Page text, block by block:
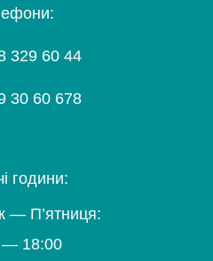
329 60 44
30 60 678
години:
— П’ятниця:
— 18:00